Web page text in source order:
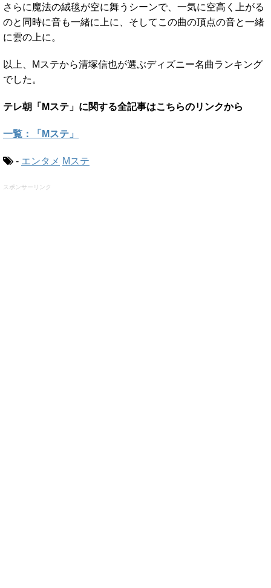
さらに魔法の絨毯が空に舞うシーンで、一気に空高く上がる
のと同時に音も一緒に上に、そしてこの曲の頂点の音と一緒
に雲の上に。
以上、Mステから清塚信也が選ぶディズニー名曲ランキング
でした。
テレ朝「Mステ」に関する全記事はこちらのリンクから
一覧：「Mステ」
- エンタメ Mステ
スポンサーリンク